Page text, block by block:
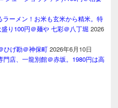
ーメン！お米も玄米から精米。特
り100円＠麺や 七彩＠八丁堀 2026
ひげ勘＠神保町 2026年6月10日
店、一龍別館＠赤坂。1980円は高